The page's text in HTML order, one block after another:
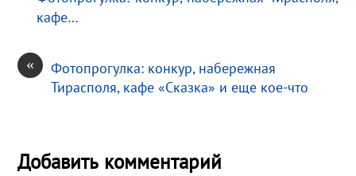
кафе…
«
Фотопрогулка: конкур, набережная
Тирасполя, кафе «Сказка» и еще кое-что
Добавить комментарий